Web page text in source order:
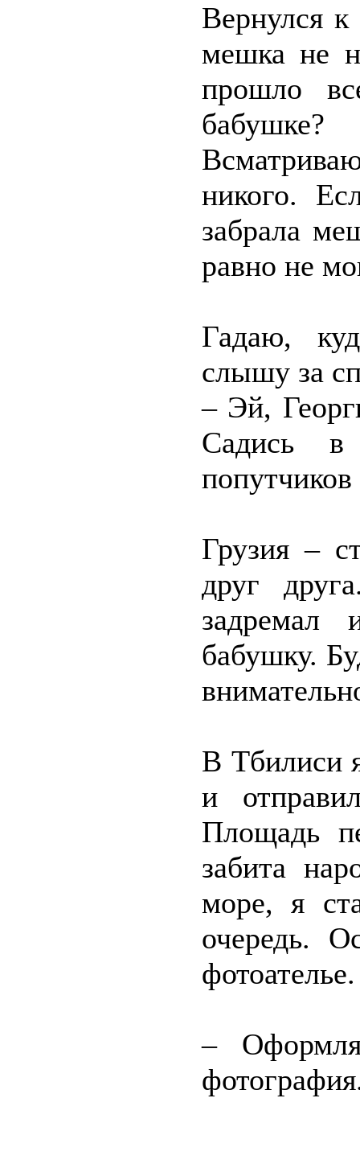
Вернулся к
мешка не
прошло
никого.
забрала
равно не
Гадаю,
слышу за
– Эй,
Садись в
Грузия –
друг
бабушку.
В Тбилиси
и
Площадь
забита
море, я
очередь.
–